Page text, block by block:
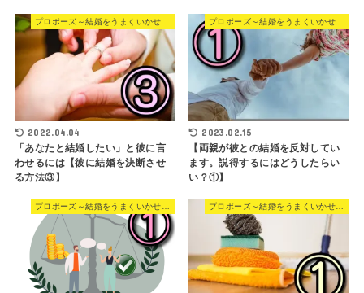
2022.04.04
「あなたと結婚したい」と彼に言
わせるには【彼に結婚を決断させ
る方法③】
2023.02.15
【両親が彼との結婚を反対してい
ます。説得するにはどうしたらい
い？①】